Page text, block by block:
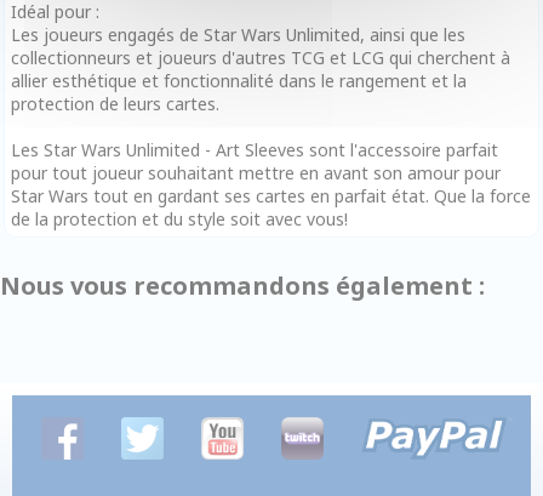
Idéal pour :
Les joueurs engagés de Star Wars Unlimited, ainsi que les
collectionneurs et joueurs d'autres TCG et LCG qui cherchent à
allier esthétique et fonctionnalité dans le rangement et la
protection de leurs cartes.
Les Star Wars Unlimited - Art Sleeves sont l'accessoire parfait
pour tout joueur souhaitant mettre en avant son amour pour
Star Wars tout en gardant ses cartes en parfait état. Que la force
de la protection et du style soit avec vous!
Nous vous recommandons également :